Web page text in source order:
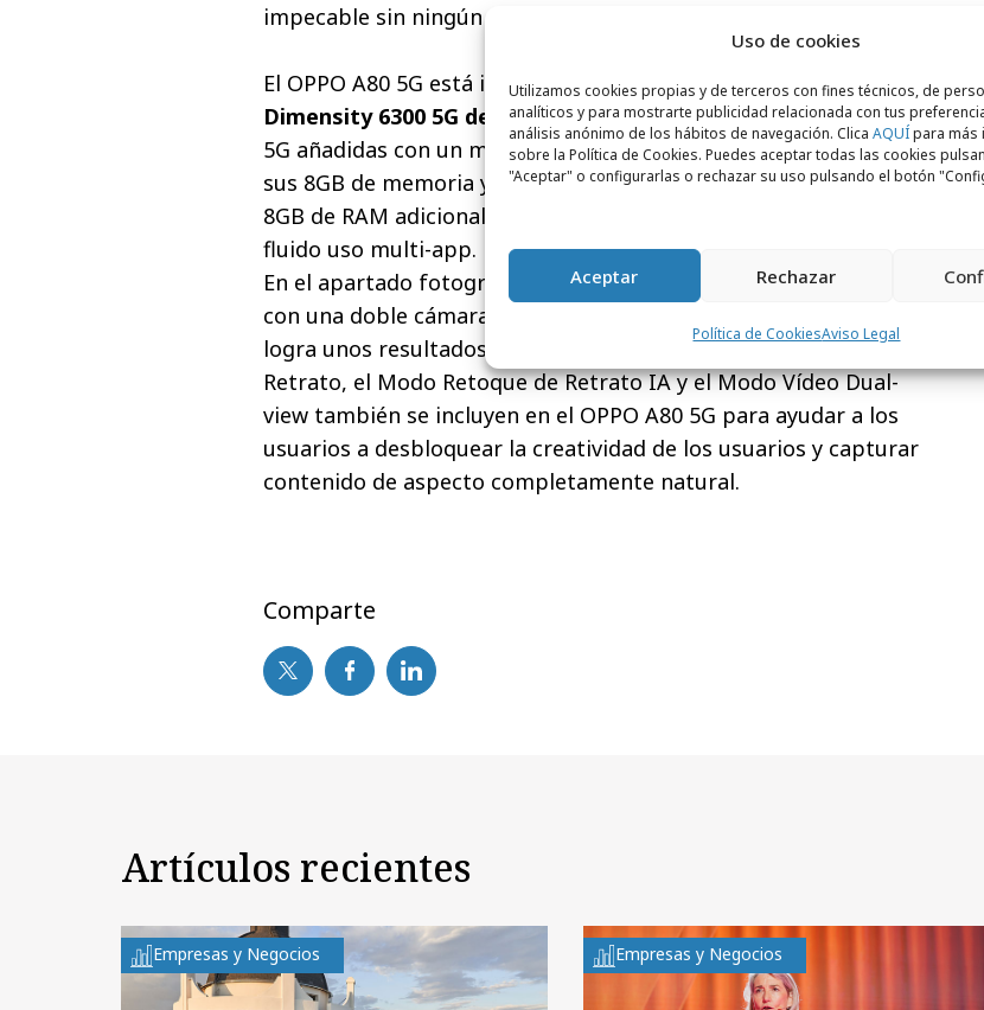
Uso de cookies
Utilizamos cookies propias y de terceros con fines técnicos, de
analíticos y para mostrarte publicidad relacionada con tus
análisis anónimo de los hábitos de navegación. Clica AQUÍpara más
sobre la Política de Cookies. Puedes aceptar todas las cookies
"Aceptar" o configurarlas o rechazar su uso pulsando el botón
Aceptar Rechazar
Política de CookiesAviso Legal
impecable sin ningún rastro de edición.
El OPPO A80 5G está impulsado por laplataforma móvil MediaTek
Dimensity 6300 5G de 6nm, que ofrece más potencia y capacidades
5G añadidas con un menor consumo de energía. Además de esto,
sus 8GB de memoria y 256GB de almacenamiento, junto a sus hasta
8GB de RAM adicional a través de RAM Expansion, garantizan un
fluido uso multi-app.
En el apartado fotográfico, el nuevo OPPO A80 5G viene equipado
con una doble cámara IA de 50MP y una
logra unos resultados claros y nítidos con un simple toque. El Modo
Retrato, el Modo Retoque de Retrato IA y el Modo Vídeo Dual-
view también se incluyen en el OPPO A80 5G para ayudar a los
usuarios a desbloquear la creatividad de los usuarios y capturar
contenido de aspecto completamente natural.
Comparte
Artículos recientes
Empresas y Negocios Empresas y Negocios